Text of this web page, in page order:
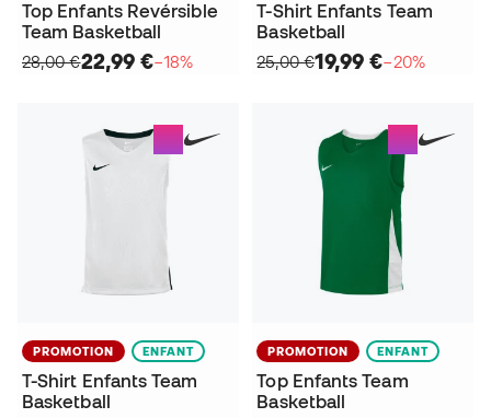
Top Enfants Revérsible
Team Basketball
28,00 €22,99 €−18%
T-Shirt Enfants Team
Basketball
25,00 €19,99 €−20%
PROMOTION ENFANT
T-Shirt Enfants Team
Basketball
PROMOTION ENFANT
Top Enfants Team
Basketball